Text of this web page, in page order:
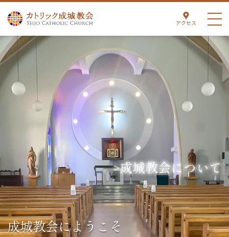
アクセス
成城教会にようこそ
成城教会について